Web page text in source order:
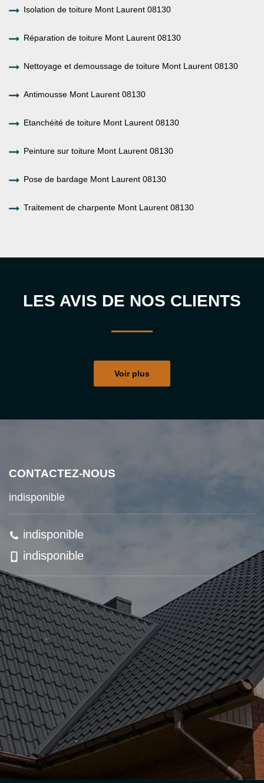
Isolation de toiture Mont Laurent 08130
Réparation de toiture Mont Laurent 08130
Nettoyage et demoussage de toiture Mont Laurent 08130
Antimousse Mont Laurent 08130
Etanchéité de toiture Mont Laurent 08130
Peinture sur toiture Mont Laurent 08130
Pose de bardage Mont Laurent 08130
Traitement de charpente Mont Laurent 08130
LES AVIS DE NOS CLIENTS
Voir plus
CONTACTEZ-NOUS
indisponible
indisponible
indisponible